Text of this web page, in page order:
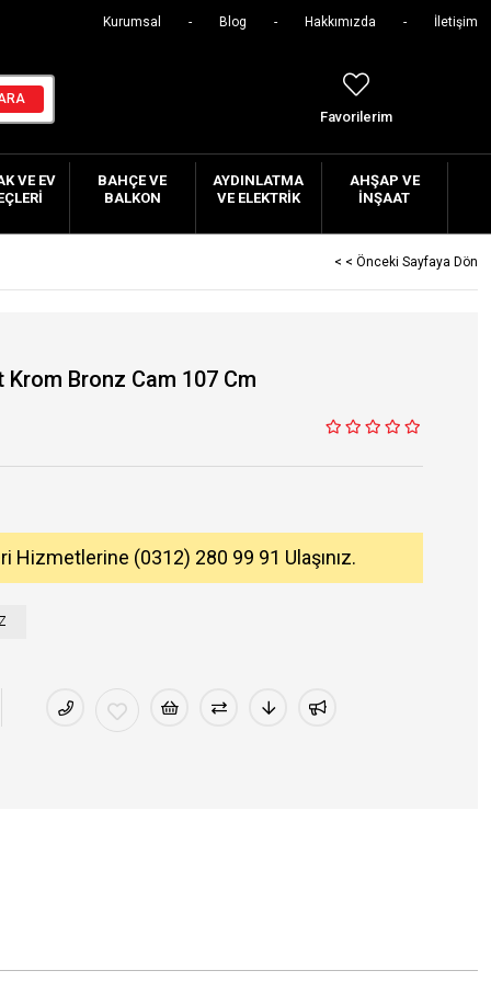
Kurumsal Blog Hakkımızda İletişim
Favorilerim
VE EV
BAHÇE VE
BALKON
AYDINLATMA
VE ELEKTRIK
AHŞAP VE
İNŞAAT
< < Önceki Sayfaya Dön
Bronz Cam 107 Cm
Hizmetlerine (0312) 280 99 91 Ulaşınız.